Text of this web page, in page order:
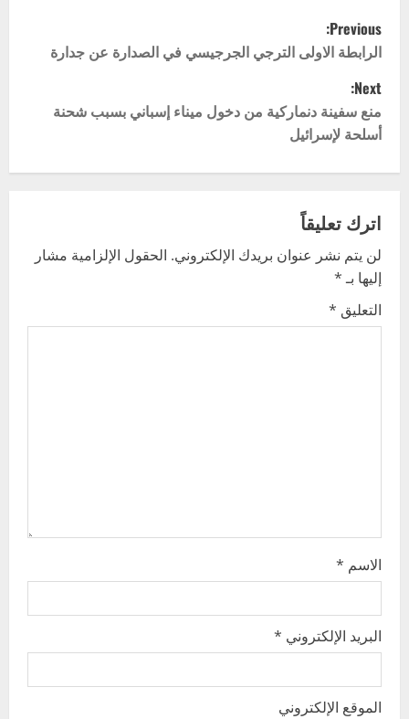
P
o
s
t
n
a
v
i
g
Previous:
الرابطة الاولى الترجي الجرجيسي في الصدارة عن جدارة
Next:
منع سفينة دنماركية من دخول ميناء إسباني بسبب شحنة
أسلحة لإسرائيل
اترك تعليقاً
لن يتم نشر عنوان بريدك الإلكتروني. الحقول الإلزامية مشار
إليها بـ*
التعليق *
الاسم *
البريد الإلكتروني *
الموقع الإلكتروني